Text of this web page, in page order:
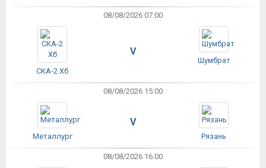
08/08/2026 07:00
СКА-2 Хб
V
Шумбрат
08/08/2026 15:00
Металлург
V
Рязань
08/08/2026 16:00